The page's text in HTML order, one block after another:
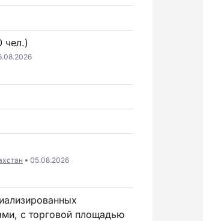
чел.)
05.08.2026
с торговой площадью